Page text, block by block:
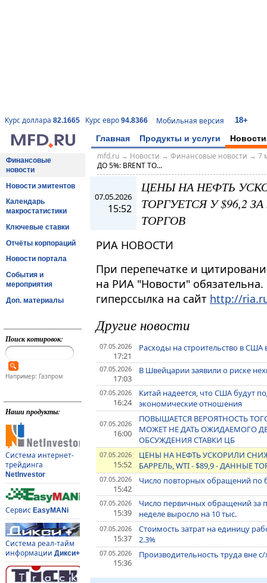
Курс доллара 82.1665 Курс евро 94.8366 Мобильная версия 18+
Главная Продукты и услуги Новости
Финансовые
новости
Новости эмитентов
Календарь
макростатистики
Ключевые ставки
Отчёты корпораций
Новости портала
События и
мероприятия
Доп. материалы
Поиск котировок:
Например: Газпром
Наши продукты:
Система интернет-
трейдинга
NetInvestor
Сервис EasyMANi
Система реал-тайм
информации Дикси+
mfd.ru→ Новости → Финансовые новости → 7
ДО 5%: BRENT ТО...
07.05.2026
15:52
ЦЕНЫ НА НЕФТЬ
ТОРГУЕТСЯ У $96,2
ТОРГОВ
РИА НОВОСТИ
При перепечатке и
на РИА "Новости"
гиперссылка на сайт http://
Другие новости
07.05.2026
17:21
Расходы на строительство в США
07.05.2026
17:03
В Швейцарии заявили о риске
07.05.2026
16:24
Китай надеется, что США будут
экономические отношения
07.05.2026
16:00
ПОВЫШАЕТСЯ ВЕРОЯТНОСТЬ
МОЖЕТ НЕ ДАТЬ ОЖИДАЕМОГО
ОБСУЖДЕНИЯ СТАВКИ ЦБ
07.05.2026
15:52
ЦЕНЫ НА НЕФТЬ УСКОРИЛИ
БАРРЕЛЬ, WTI - $89,9 - ДАННЫЕ
07.05.2026
15:42
Число повторных обращений по
07.05.2026
15:39
Число первичных обращений за
неделе выросло на 10 тыс.
07.05.2026
15:37
Стоимость затрат на единицу
2.3%
07.05.2026
15:36
Производительность труда вне